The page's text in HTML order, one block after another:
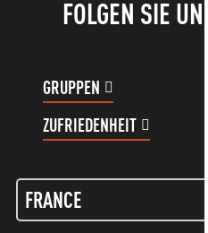
FOLGEN SIE UNS!
GRUPPEN
ZUFRIEDENHEIT